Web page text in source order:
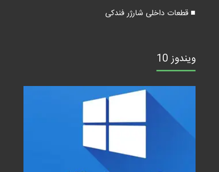
■ قطعات داخلی شارژر فندکی
ویندوز 10